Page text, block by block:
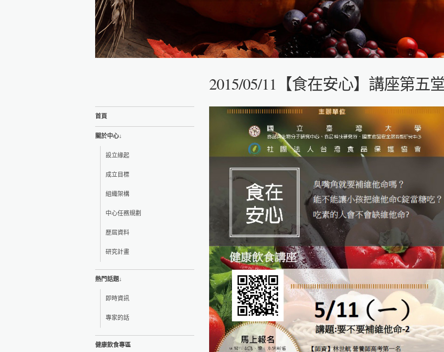
2015/05/11【食在安心】講座第五
首頁
關於中心↓
設立緣起
成立目標
組織架構
中心任務規劃
歷屆資料
研究計畫
熱門話題↓
即時資訊
專家的話
健康飲食專區